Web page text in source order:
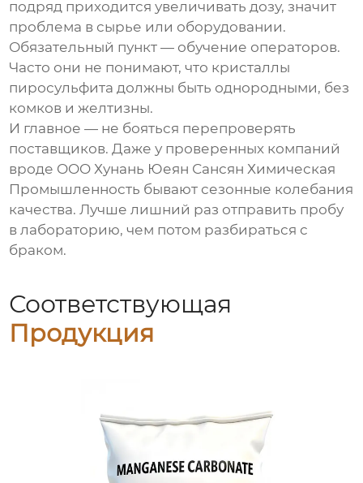
подряд приходится увеличивать дозу, значит
проблема в сырье или оборудовании.
Обязательный пункт — обучение операторов.
Часто они не понимают, что кристаллы
пиросульфита должны быть однородными, без
комков и желтизны.
И главное — не бояться перепроверять
поставщиков. Даже у проверенных компаний
вроде OOO Хунань Юеян Сансян Химическая
Промышленность бывают сезонные колебания
качества. Лучше лишний раз отправить пробу
в лабораторию, чем потом разбираться с
браком.
Соответствующая
Продукция